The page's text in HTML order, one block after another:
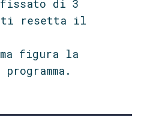
di 3
resetta il
figura la